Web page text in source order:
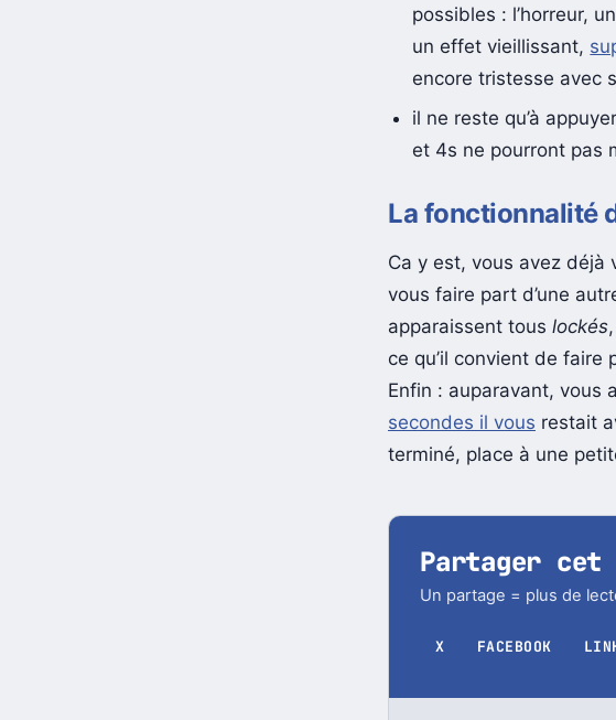
« cliquer »
possibles : l’horreur,
un effet vieillissant,
encore tristesse avec
il ne reste qu’à
La fonctionnalité
Ca y est, vous avez déjà
vous faire part d’une
apparaissent touslockés
ce qu’il convient de faire
Enfin : auparavant, vous
secondes il vous restait
Partager cet
Un partage = plus de